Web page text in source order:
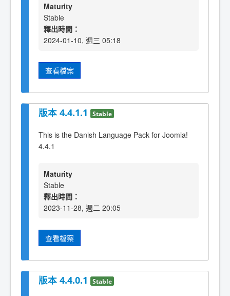
Maturity
Stable
釋出時間：
2024-01-10, 週三 05:18
查看檔案
版本 4.4.1.1 Stable
This is the Danish Language Pack for Joomla!
4.4.1
Maturity
Stable
釋出時間：
2023-11-28, 週二 20:05
查看檔案
版本 4.4.0.1 Stable